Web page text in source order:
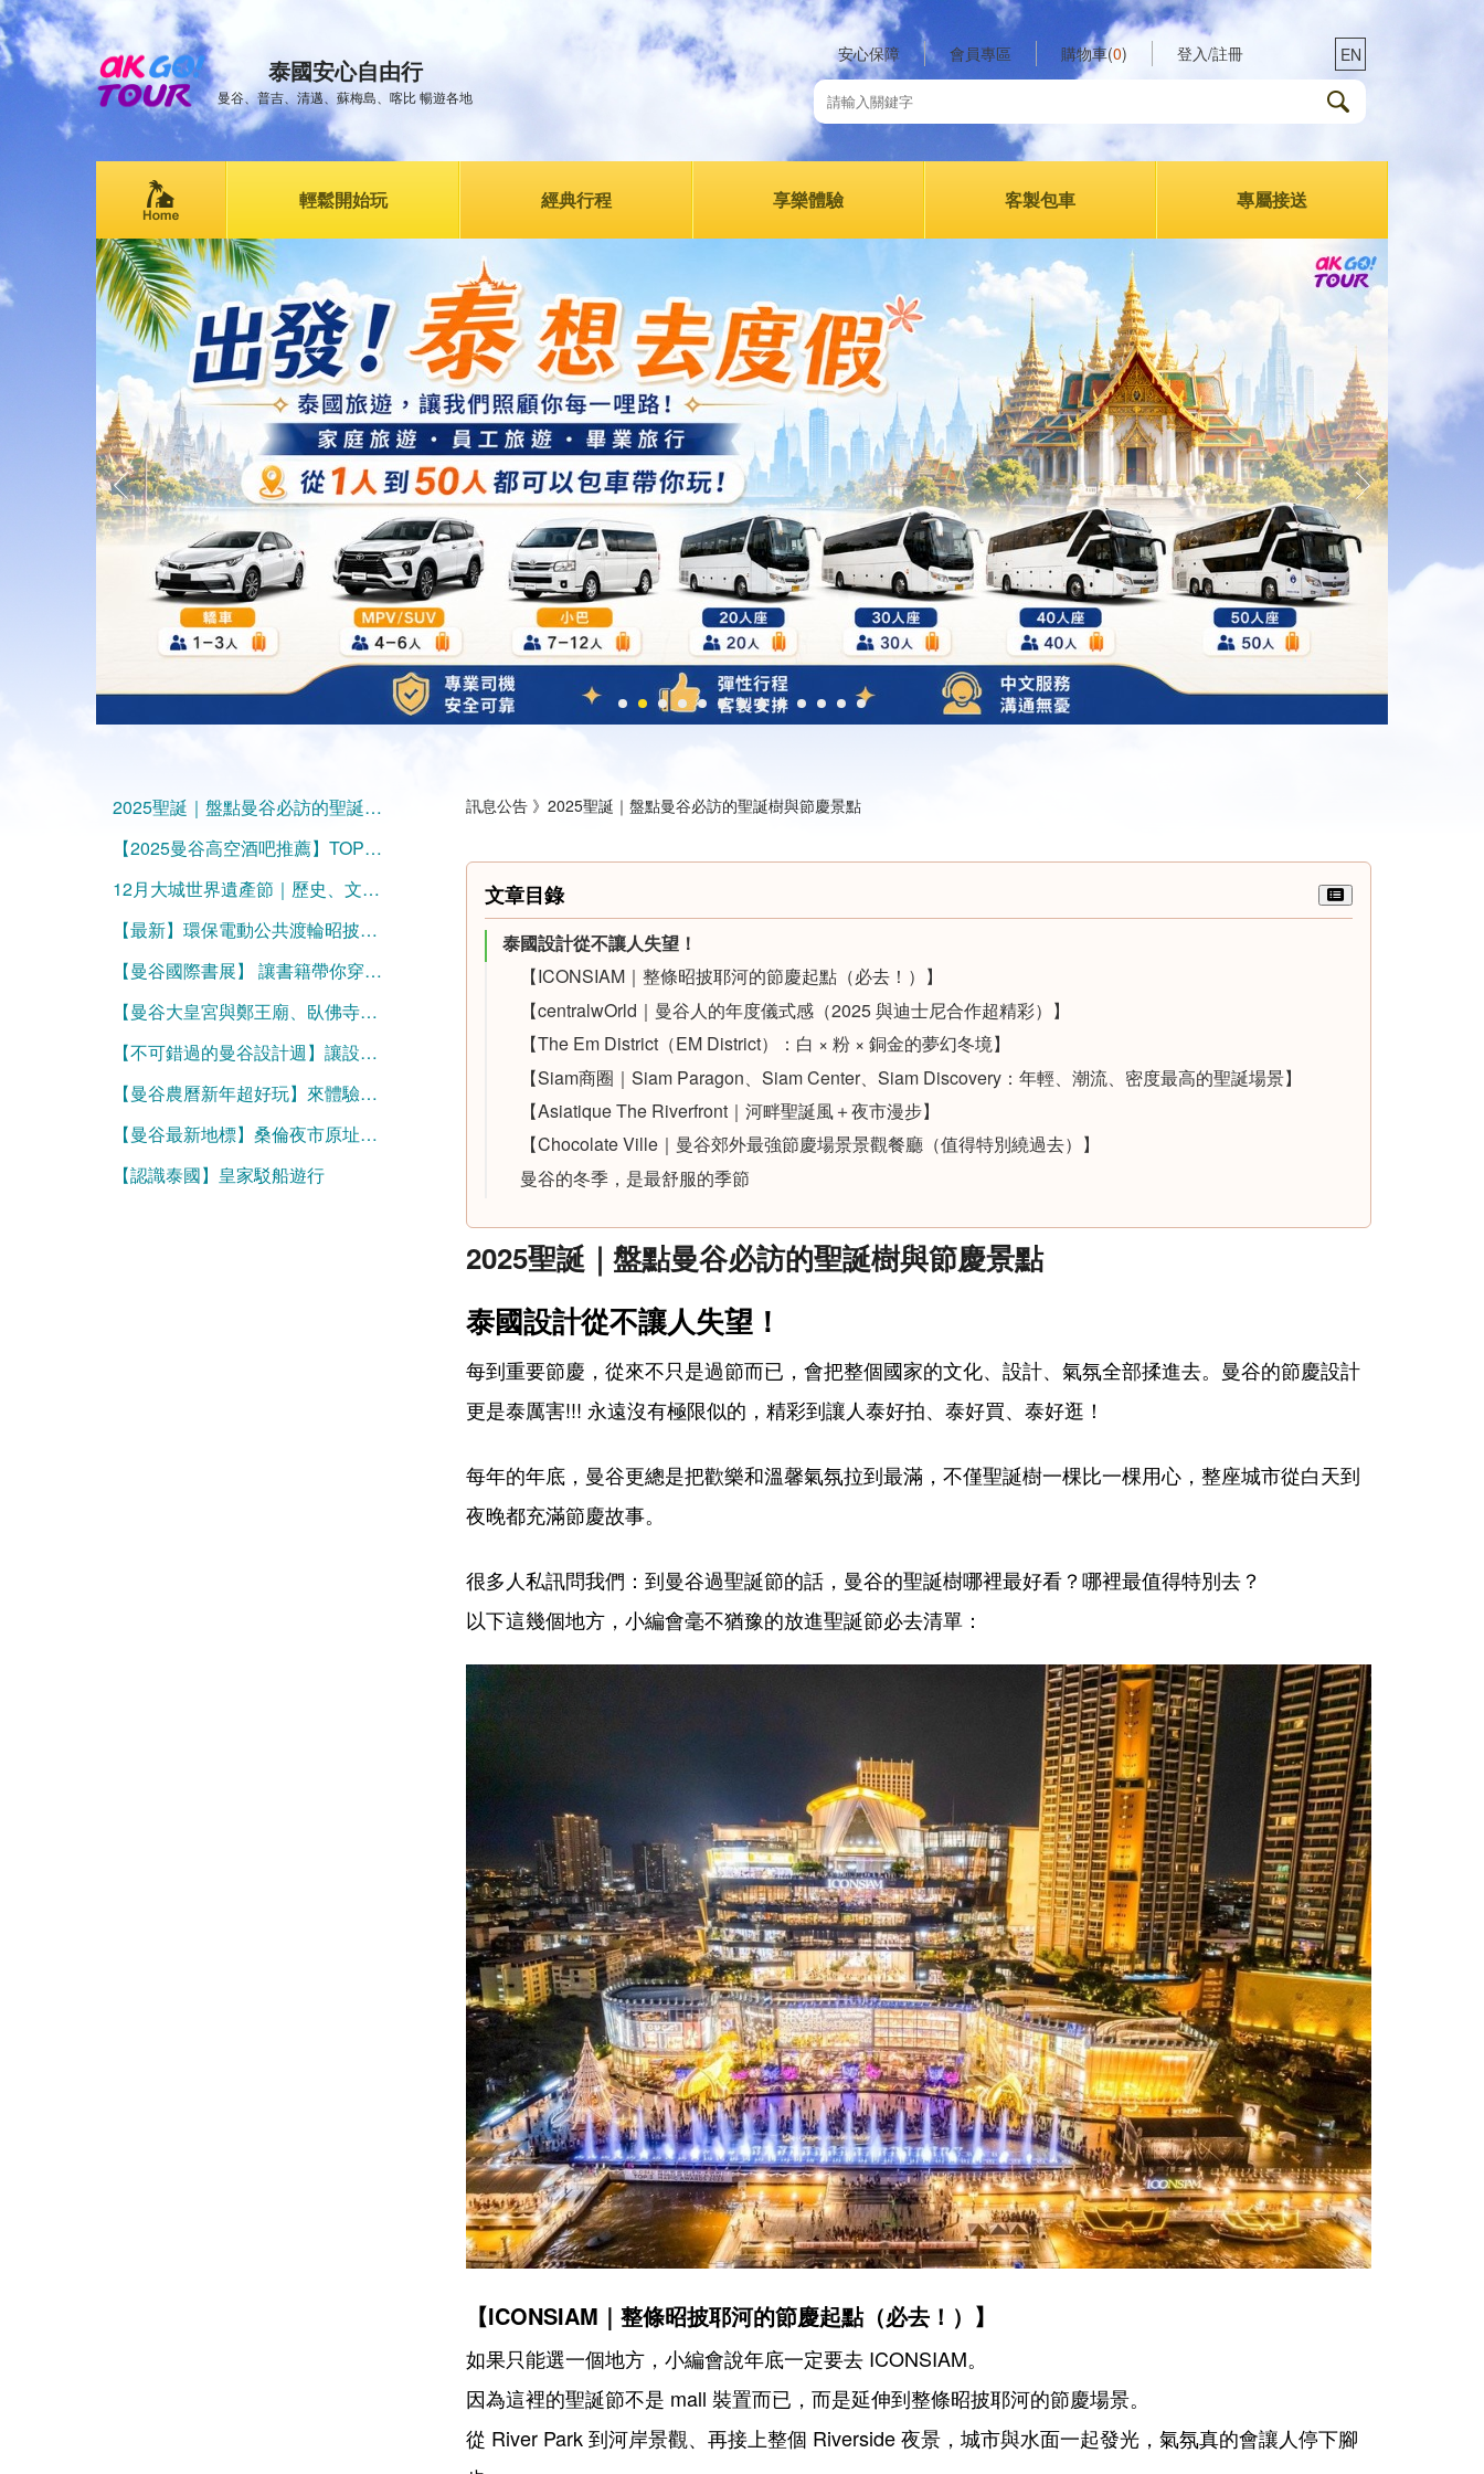
泰國安心自由行
曼谷、普吉、清邁、蘇梅島、喀比 暢遊各地
安心保障 會員專區 購物車(0) 登入/註冊 EN
輕鬆開始玩 經典行程 享樂體驗 客製包車 專屬接送
訊息公告 》 2025聖誕｜盤點曼谷必訪的聖誕樹與節慶景點
文章目錄
泰國設計從不讓人失望！
【ICONSIAM｜整條昭披耶河的節慶起點（必去！）】
【centralwOrld｜曼谷人的年度儀式感（2025 與迪士尼合作超精彩）】
【The Em District（EM District）：白 × 粉 × 銅金的夢幻冬境】
【Siam商圈｜Siam Paragon、Siam Center、Siam Discovery：年輕、潮流、密度最高的聖誕場景】
【Asiatique The Riverfront｜河畔聖誕風＋夜市漫步】
【Chocolate Ville｜曼谷郊外最強節慶場景景觀餐廳（值得特別繞過去）】
曼谷的冬季，是最舒服的季節
2025聖誕｜盤點曼谷必訪的聖誕樹與節慶景點
泰國設計從不讓人失望！
每到重要節慶，從來不只是過節而已，會把整個國家的文化、設計、氣氛全部揉進去。曼谷的節慶設計
更是泰厲害!!! 永遠沒有極限似的，精彩到讓人泰好拍、泰好買、泰好逛！
每年的年底，曼谷更總是把歡樂和溫馨氣氛拉到最滿，不僅聖誕樹一棵比一棵用心，整座城市從白天到
夜晚都充滿節慶故事。
很多人私訊問我們：到曼谷過聖誕節的話，曼谷的聖誕樹哪裡最好看？哪裡最值得特別去？
以下這幾個地方，小編會毫不猶豫的放進聖誕節必去清單：
【ICONSIAM｜整條昭披耶河的節慶起點（必去！）】
如果只能選一個地方，小編會說年底一定要去 ICONSIAM。
因為這裡的聖誕節不是 mall 裝置而已，而是延伸到整條昭披耶河的節慶場景。
從 River Park 到河岸景觀、再接上整個 Riverside 夜景，城市與水面一起發光，氣氛真的會讓人停下腳
2025聖誕｜盤點曼谷必訪的聖誕樹與節慶景點
【2025曼谷高空酒吧推薦】TOP10絕美夜景的天際線微醺時光
12月大城世界遺產節｜歷史、文化與涼季旅行泰好玩的曼谷一日遊！
【最新】環保電動公共渡輪昭披耶河上的－Thai Smile Boat
【曼谷國際書展】 讓書籍帶你穿越國界吧
【曼谷大皇宮與鄭王廟、臥佛寺等重要寺廟參觀必看】服裝規定與官方網站購票資訊
【不可錯過的曼谷設計週】讓設計走進生活，泰國創意大爆發
【曼谷農曆新年超好玩】來體驗濃濃的年味！
【曼谷最新地標】桑倫夜市原址化身為好逛的One Bangkok
【認識泰國】皇家駁船遊行